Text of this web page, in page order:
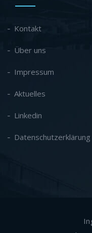
Kontakt
Über uns
Impressum
Aktuelles
Linkedin
Datenschutzerklärung